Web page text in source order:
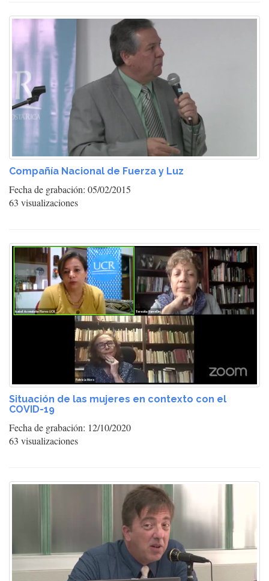
Compañía Nacional de Fuerza y Luz
Fecha de grabación: 05/02/2015
63 visualizaciones
Situación de las mujeres en contexto con el
COVID-19
Fecha de grabación: 12/10/2020
63 visualizaciones